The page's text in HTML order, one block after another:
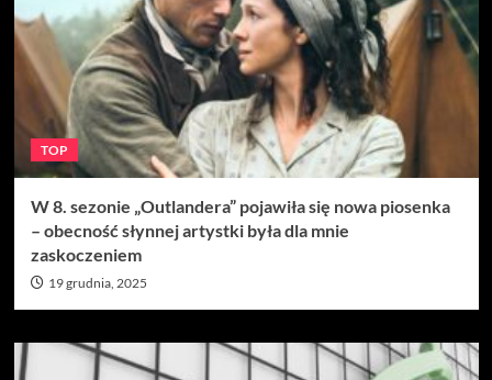
TOP
W 8. sezonie „Outlandera” pojawiła się nowa piosenka
– obecność słynnej artystki była dla mnie
zaskoczeniem
19 grudnia, 2025